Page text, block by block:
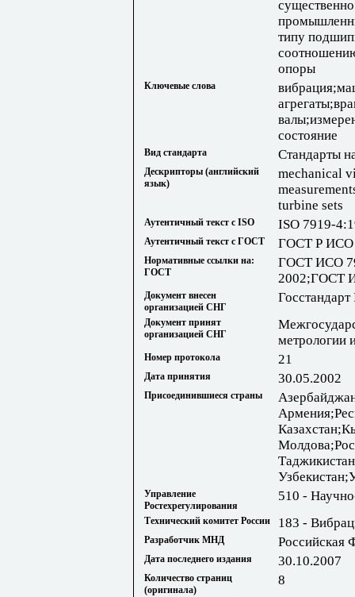
типу
опоры
Ключевые слова
состояние
Вид стандарта Стандарты
Дескрипторы (английский
язык)
mechanical
turbine sets
Аутентичный текст с ISO ISO 7919-
Аутентичный текст с ГОСТ ГОСТ Р ИСО
Нормативные ссылки на:
ГОСТ
ГОСТ ИСО
2002;ГОСТ
Документ внесен
организацией СНГ
Госстандарт
Документ принят
организацией СНГ
метрологии
Номер протокола 21
Дата принятия 30.05.2002
Присоединившиеся страны
Управление
Ростехрегулирования
510 -
Технический комитет России 183 -
Разработчик МНД Российская
Дата последнего издания 30.10.2007
Количество страниц
(оригинала)
8